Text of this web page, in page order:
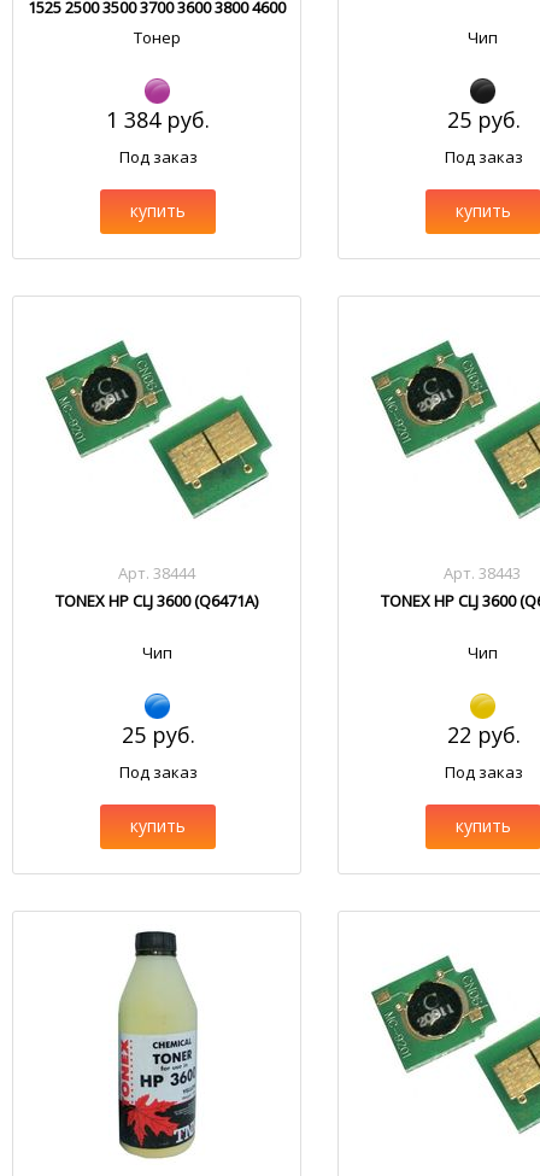
1525 2500 3500 3700 3600 3800 4600
4700 5500 HM103.1
Тонер
1 384 руб.
Под заказ
купить
Чип
25 руб.
Под заказ
купить
Арт. 38444
TONEX HP CLJ 3600 (Q6471A)
Чип
25 руб.
Под заказ
купить
Арт. 38443
TONEX HP CLJ 3600
Чип
22 руб.
Под заказ
купить